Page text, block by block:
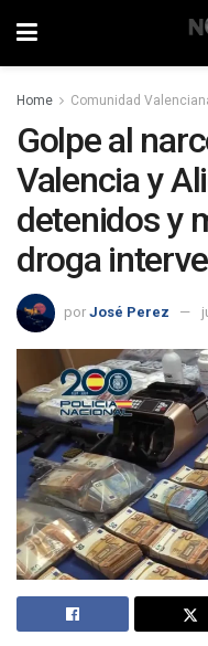
Home Comunidad
Golpe al
Valencia y
detenidos y
droga
por José Perez